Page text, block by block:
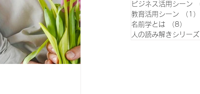
ビジネス活用シーン
教育活用シーン
（1）
名前学とは
（8）
人の読み解きシリーズ